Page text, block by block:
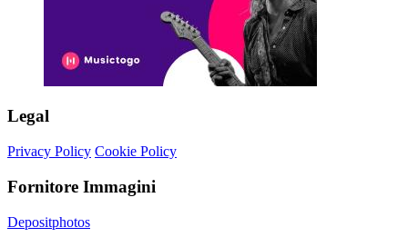
Legal
Privacy Policy Cookie Policy
Fornitore Immagini
Depositphotos